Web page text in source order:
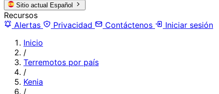
Sitio actual Español
Recursos
Alertas
Privacidad Contáctenos
Iniciar sesión
Inicio
/
Terremotos por país
/
Kenia
/